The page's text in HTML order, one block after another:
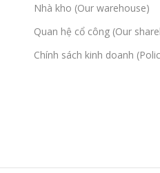
Nhà kho (Our warehouse)
Quan hệ cổ công (Our
Chính sách kinh doanh